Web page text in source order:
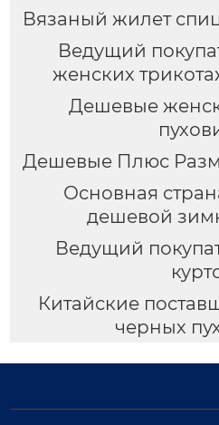
Вязаный жилет
Ведущий
женских
Дешевые
Дешевые Плюс
Основная
дешевой
Ведущий
Китайские
черных